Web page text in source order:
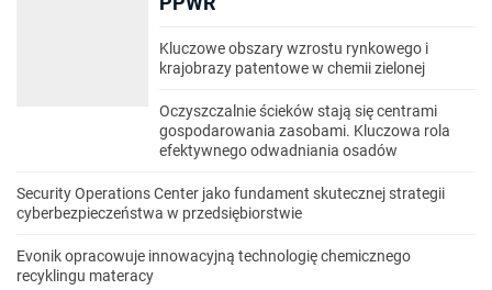
Kluczowe obszary wzrostu rynkowego i
krajobrazy patentowe w chemii zielonej
Oczyszczalnie ścieków stają się centrami
gospodarowania zasobami. Kluczowa rola
efektywnego odwadniania osadów
Security Operations Center jako fundament skutecznej strategii
cyberbezpieczeństwa w przedsiębiorstwie
Evonik opracowuje innowacyjną technologię chemicznego
recyklingu materacy